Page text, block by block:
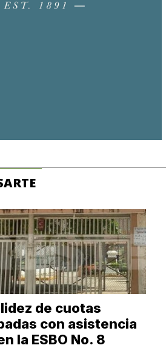
de cuotas
con asistencia
la ESBO No. 8